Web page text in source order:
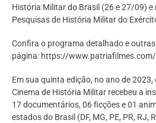
História Militar do Brasil (26 e 27/09) e
Pesquisas de História Militar do
Confira o programa detalhado e
página: https://
Em sua quinta edição, no ano de
Cinema de História Militar recebeu a
17 documentários, 06 ficções e 01
estados do Brasil (DF, MG, PE, PR, RJ,